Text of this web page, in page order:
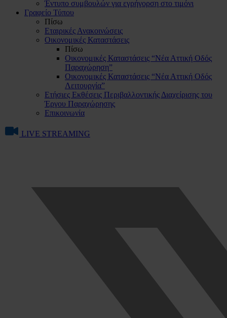
Έντυπο συμβουλών για εγρήγορση στο τιμόνι
Γραφείο Τύπου
Πίσω
Εταιρικές Ανακοινώσεις
Οικονομικές Καταστάσεις
Πίσω
Οικονομικές Καταστάσεις “Νέα Αττική Οδός
Παραχώρηση”
Οικονομικές Καταστάσεις “Νέα Αττική Οδός
Λειτουργία”
Ετήσιες Εκθέσεις Περιβαλλοντικής Διαχείρισης του
Έργου Παραχώρησης
Επικοινωνία
LIVE STREAMING